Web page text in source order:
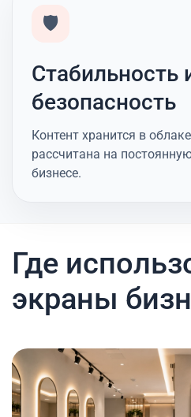
🛡️
Стабильность
безопасность
Контент хранится в
рассчитана на
бизнесе.
Где
экраны